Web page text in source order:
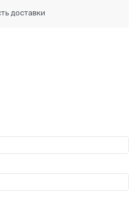
доставки